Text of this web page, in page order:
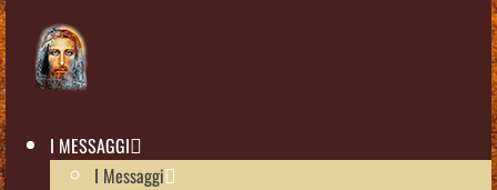
I MESSAGGI
I Messaggi